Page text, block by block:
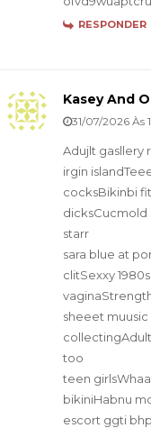
RESPONDER
Kasey And
31/07/2026 Às
Adujlt gasllery
irgin
cocksBikinbi
dicksCucmold
starr
sara blue at
clitSexxy
sheeet muusic
too
teen
bikiniHabnu
escort ggti